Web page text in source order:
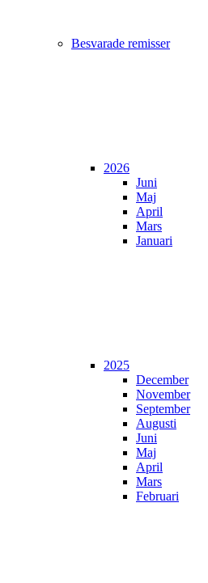
Besvarade remisser
2026
Juni
Maj
April
Mars
Januari
2025
December
November
September
Augusti
Juni
Maj
April
Mars
Februari